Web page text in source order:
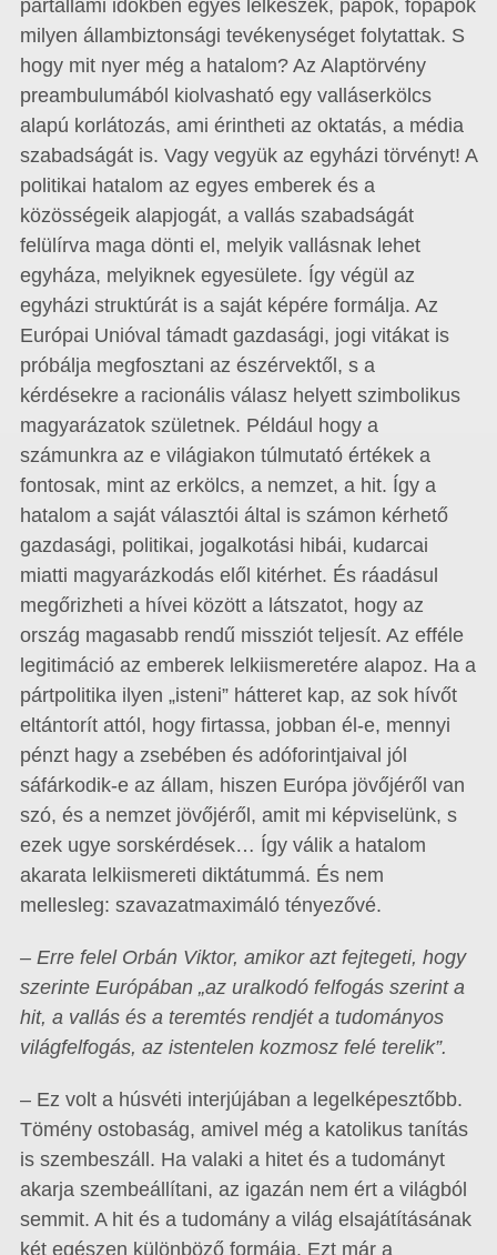
pártállami időkben egyes lelkészek, papok, főpapok
milyen állambiztonsági tevékenységet folytattak. S
hogy mit nyer még a hatalom? Az Alaptörvény
preambulumából kiolvasható egy valláserkölcs
alapú korlátozás, ami érintheti az oktatás, a média
szabadságát is. Vagy vegyük az egyházi törvényt! A
politikai hatalom az egyes emberek és a
közösségeik alapjogát, a vallás szabadságát
felülírva maga dönti el, melyik vallásnak lehet
egyháza, melyiknek egyesülete. Így végül az
egyházi struktúrát is a saját képére formálja. Az
Európai Unióval támadt gazdasági, jogi vitákat is
próbálja megfosztani az észérvektől, s a
kérdésekre a racionális válasz helyett szimbolikus
magyarázatok születnek. Például hogy a
számunkra az e világiakon túlmutató értékek a
fontosak, mint az erkölcs, a nemzet, a hit. Így a
hatalom a saját választói által is számon kérhető
gazdasági, politikai, jogalkotási hibái, kudarcai
miatti magyarázkodás elől kitérhet. És ráadásul
megőrizheti a hívei között a látszatot, hogy az
ország magasabb rendű missziót teljesít. Az efféle
legitimáció az emberek lelkiismeretére alapoz. Ha a
pártpolitika ilyen „isteni” hátteret kap, az sok hívőt
eltántorít attól, hogy firtassa, jobban él-e, mennyi
pénzt hagy a zsebében és adóforintjaival jól
sáfárkodik-e az állam, hiszen Európa jövőjéről van
szó, és a nemzet jövőjéről, amit mi képviselünk, s
ezek ugye sorskérdések… Így válik a hatalom
akarata lelkiismereti diktátummá. És nem
mellesleg: szavazatmaximáló tényezővé.
– Erre felel Orbán Viktor, amikor azt fejtegeti, hogy
szerinte Európában „az uralkodó felfogás szerint a
hit, a vallás és a teremtés rendjét a tudományos
világfelfogás, az istentelen kozmosz felé terelik”.
– Ez volt a húsvéti interjújában a legelképesztőbb.
Tömény ostobaság, amivel még a katolikus tanítás
is szembeszáll. Ha valaki a hitet és a tudományt
akarja szembeállítani, az igazán nem ért a világból
semmit. A hit és a tudomány a világ elsajátításának
két egészen különböző formája. Ezt már a